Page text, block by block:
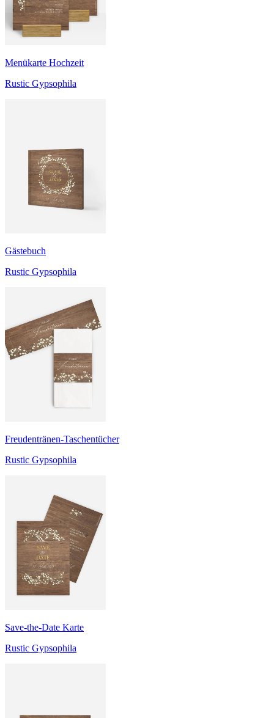
Menükarte Hochzeit
Rustic Gypsophila
Gästebuch
Rustic Gypsophila
Freudentränen-Taschentücher
Rustic Gypsophila
Save-the-Date Karte
Rustic Gypsophila